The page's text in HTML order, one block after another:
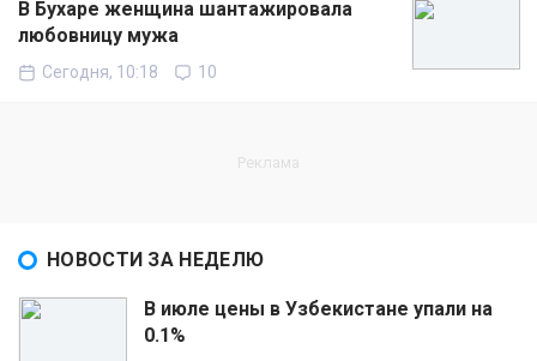
В Бухаре женщина шантажировала
любовницу мужа
Сегодня, 10:18 10
НОВОСТИ ЗА НЕДЕЛЮ
В июле цены в Узбекистане упали на
0.1%